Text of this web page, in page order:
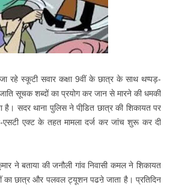
रहे स्कूटी सवार कक्षा 9वीं के छात्र के साथ थप्पड़-
सूचक शब्दों का प्रयोग कर जान से मारने की धमकी
है। सदर थाना पुलिस ने पीडि़त छात्र की शिकायत पर
एसटी एक्ट के तहत मामला दर्ज कर जांच शुरू कर दी
ने बताया की जनौली गांव निवासी कमल ने शिकायत
का छात्र और पलवल ट्यूशन पढऩे जाता है। प्रतिदिन